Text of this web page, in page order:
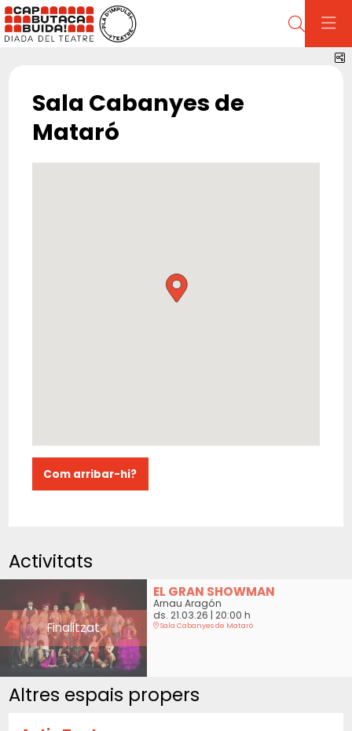
Cerca
Sala Cabanyes de
Mataró
Com arribar-hi?
Activitats
Finalitzat
EL GRAN SHOWMAN
Arnau Aragón
ds. 21.03.26 | 20:00 h
Sala Cabanyes de Mataró
Altres espais propers